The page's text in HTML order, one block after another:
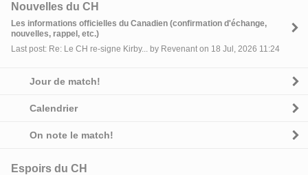
Nouvelles du CH
Les informations officielles du Canadien (confirmation d'échange,
nouvelles, rappel, etc.)
Last post: Re: Le CH re-signe Kirby... by Revenant on 18 Jul, 2026 11:24
Jour de match!
Calendrier
On note le match!
Espoirs du CH